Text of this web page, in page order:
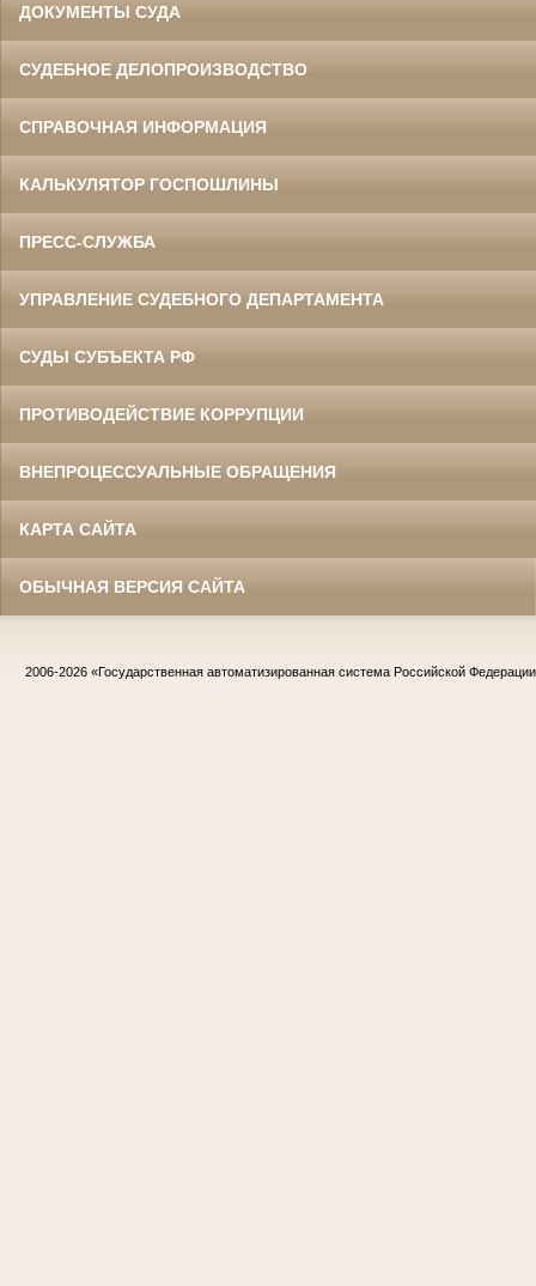
ДОКУМЕНТЫ СУДА
СУДЕБНОЕ ДЕЛОПРОИЗВОДСТВО
СПРАВОЧНАЯ ИНФОРМАЦИЯ
КАЛЬКУЛЯТОР ГОСПОШЛИНЫ
ПРЕСС-СЛУЖБА
УПРАВЛЕНИЕ СУДЕБНОГО ДЕПАРТАМЕНТА
СУДЫ СУБЪЕКТА РФ
ПРОТИВОДЕЙСТВИЕ КОРРУПЦИИ
ВНЕПРОЦЕССУАЛЬНЫЕ ОБРАЩЕНИЯ
КАРТА САЙТА
ОБЫЧНАЯ ВЕРСИЯ САЙТА
2006-2026 «Государственная автоматизированная система Российской